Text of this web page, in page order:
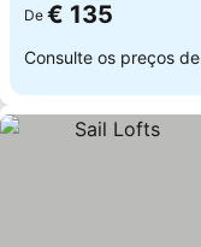
De € 135
Consulte os preços de